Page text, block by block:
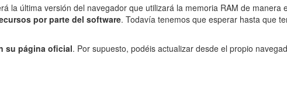
la última versión del navegador que utilizará la memoria RAM de manera
por parte del software. Todavía tenemos que esperar hasta que
su página oficial. Por supuesto, podéis actualizar desde el propio